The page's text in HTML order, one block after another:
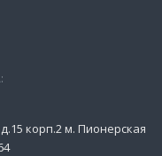
корп.2 м. Пионерская